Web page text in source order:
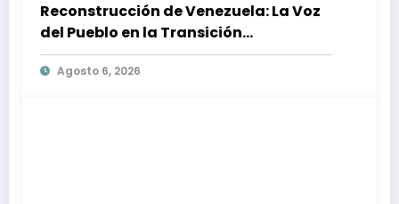
Reconstrucción de Venezuela: La Voz
del Pueblo en la Transición
Democrática
Agosto 6, 2026